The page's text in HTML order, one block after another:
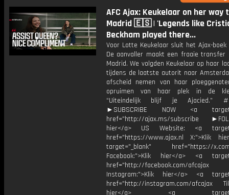
AFC Ajax: Keukelaar on her way
Madrid 🇪🇸 | 'Legends like
Beckham played there...
Voor Lotte Keukelaar sluit het Ajax-boek
De aanvaller maakt een fraaie transfer
Madrid. We volgden Keukelaar op haar
tijdens de laatste autorit naar
afscheid nemen van haar
opruimen van haar plek in de
“Uiteindelijk blijf je Ajacied.”
►SUBSCRIBE NOW <a
href="http://ajax.ms/subscribe
hier</a> US Website: <a
href="https://www.ajax.nl X:">Klik
target="_blank" href="https://x.com/
Facebook:">Klik hier</a> <a
href="http://facebook.com/afcajax
Instagram:">Klik hier</a> <a
href="http://instagram.com/afcajax
hier</a> <a